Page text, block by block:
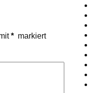
* markiert